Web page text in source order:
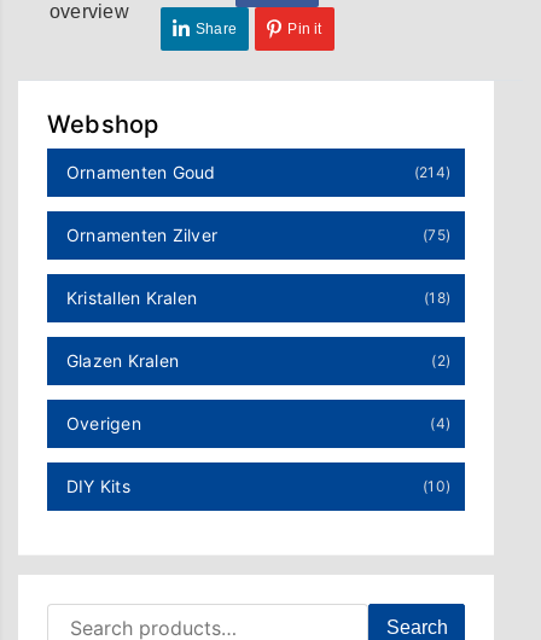
overview
Share Pin it
Webshop
Ornamenten Goud (214)
Ornamenten Zilver (75)
Kristallen Kralen (18)
Glazen Kralen (2)
Overigen (4)
DIY Kits (10)
Search for: Search